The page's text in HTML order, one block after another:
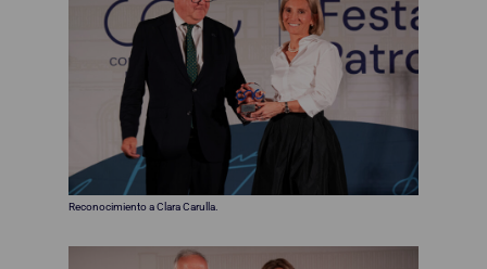
Reconocimiento a Clara Carulla.